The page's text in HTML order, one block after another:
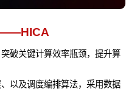
——HICA
破关键计算效率瓶颈，提升算
以及调度编排算法，采用数据